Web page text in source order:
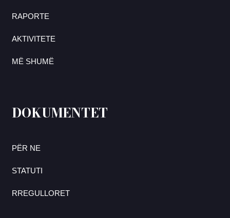
RAPORTE
AKTIVITETE
MË SHUMË
DOKUMENTET
PËR NE
STATUTI
RREGULLORET